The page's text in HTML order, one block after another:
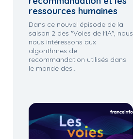
ressources humaines
Dans ce nouvel épisode de la
saison 2 des "Voies de l'IA", nous
nous intéressons aux
algorithmes de
recommandation utilisés dans
le monde des...